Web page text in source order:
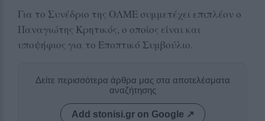
Για το Συνέδριο της ΟΛΜΕ συμμετέχει επιπλέον ο
Παναγιώτης Κρητικός, ο οποίος είναι και
υποψήφιος για το Εποπτικό Συμβούλιο.
Δείτε περισσότερα άρθρα μας στα αποτελέσματα
αναζήτησης
Add stonisi.gr on Google ↗